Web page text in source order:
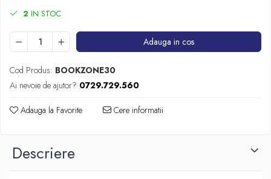
2 IN STOC
Adauga in cos
Cod Produs: BOOKZONE30
Ai nevoie de ajutor? 0729.729.560
Adauga la Favorite Cere informatii
Descriere